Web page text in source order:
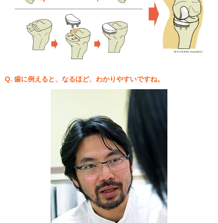
Q. 歯に例えると、なるほど、わかりやすいですね。